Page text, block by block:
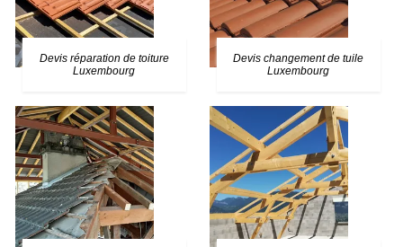
Devis réparation de toiture
Luxembourg
Devis changement de tuile
Luxembourg